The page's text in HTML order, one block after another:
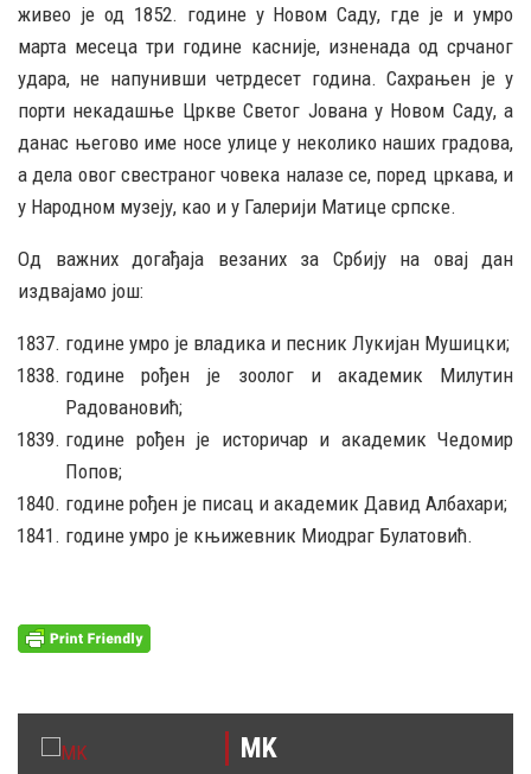
живео је од 1852. године у Новом Саду, где је и умро
марта месеца три године касније, изненада од срчаног
удара, не напунивши четрдесет година. Сахрањен је у
порти некадашње Цркве Светог Јована у Новом Саду, а
данас његово име носе улице у неколико наших градова,
а дела овог свестраног човека налазе се, поред цркава, и
у Народном музеју, као и у Галерији Матице српске.
Од важних догађаја везаних за Србију на овај дан
издвајамо још:
године умро је владика и песник Лукијан Мушицки;
године рођен је зоолог и академик Милутин
Радовановић;
године рођен је историчар и академик Чедомир
Попов;
године рођен је писац и академик Давид Албахари;
године умро је књижевник Миодраг Булатовић.
MK